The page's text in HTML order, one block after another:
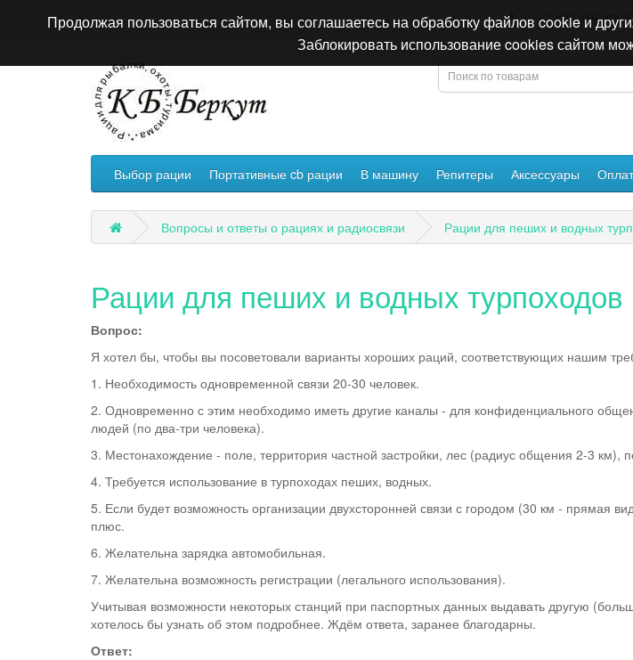
+7 495 196-63-
Выбор рации Портативные cb рации В машину Репитеры Аксессуары
Вопросы и ответы о рациях и радиосвязи Рации для пеших и водных
Рации для пеших и водных турпоходов
Вопрос:
Я хотел бы, чтобы вы посоветовали варианты хороших раций, соответствующих нашим
1. Необходимость одновременной связи 20-30 человек.
2. Одновременно с этим необходимо иметь другие каналы - для конфиденциального
людей (по два-три человека).
3. Местонахождение - поле, территория частной застройки, лес (радиус общения 2-3 км),
4. Требуется использование в турпоходах пеших, водных.
5. Если будет возможность организации двухсторонней связи с городом (30 км - прямая
плюс.
6. Желательна зарядка автомобильная.
7. Желательна возможность регистрации (легального использования).
Учитывая возможности некоторых станций при паспортных данных выдавать другую
хотелось бы узнать об этом подробнее. Ждём ответа, заранее благодарны.
Ответ:
Продолжая пользоваться сайтом, вы соглашаетесь на обработку файлов cookie и
Заблокировать использование cookies сайтом